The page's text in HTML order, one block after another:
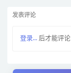
发表评论
登录... 后才能评论